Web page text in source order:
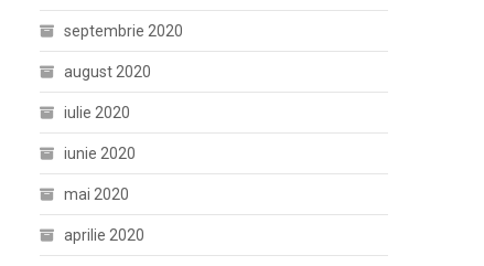
septembrie 2020
august 2020
iulie 2020
iunie 2020
mai 2020
aprilie 2020